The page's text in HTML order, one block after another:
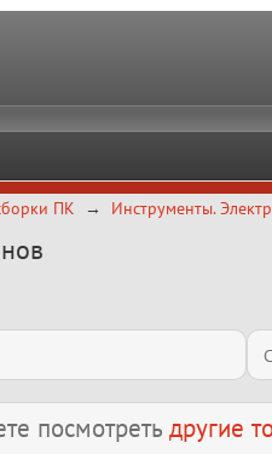
ПК Инструменты.
посмотреть другие